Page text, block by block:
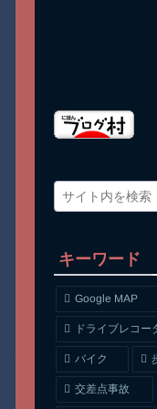
キーワード
Google MAP
ドライブレコー
バイク
交差点事故